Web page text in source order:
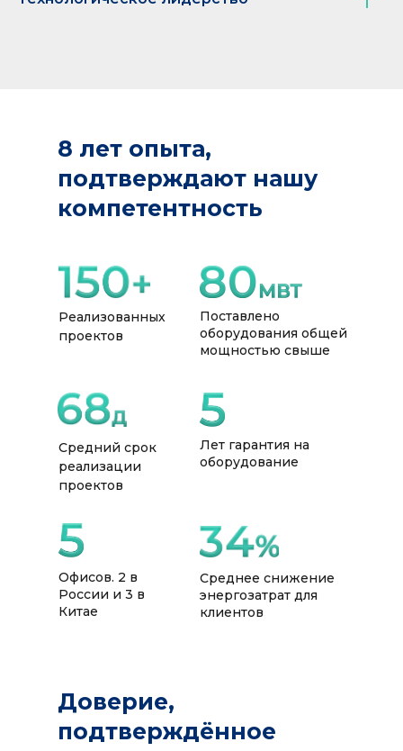
8 лет опыта,
подтверждают нашу
компетентность
Реализованных
проектов
Поставлено
оборудования общей
мощностью свыше
Средний срок
реализации
проектов
Среднее снижение
энергозатрат для
клиентов
Офисов. 2 в
России и 3 в
Китае
Лет гарантия на
оборудование
Доверие,
подтверждённое
«Работаем с Импекс-1 с 2023
установки мощностью 1,5 МВт
Отказов ноль.»
Главный инженер,
Газоперерабатывающий